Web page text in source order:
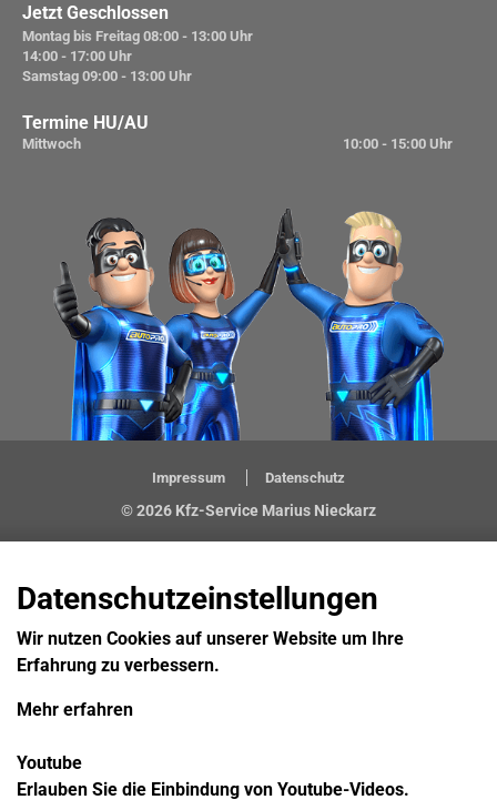
Jetzt Geschlossen
Montag bis Freitag 08:00 - 13:00 Uhr
14:00 - 17:00 Uhr
Samstag 09:00 - 13:00 Uhr
Termine HU/AU
Mittwoch 10:00 - 15:00 Uhr
Impressum Datenschutz
© 2026 Kfz-Service Marius Nieckarz
Datenschutzeinstellungen
Wir nutzen Cookies auf unserer Website um Ihre
Erfahrung zu verbessern.
Mehr erfahren
Youtube
Erlauben Sie die Einbindung von Youtube-Videos.